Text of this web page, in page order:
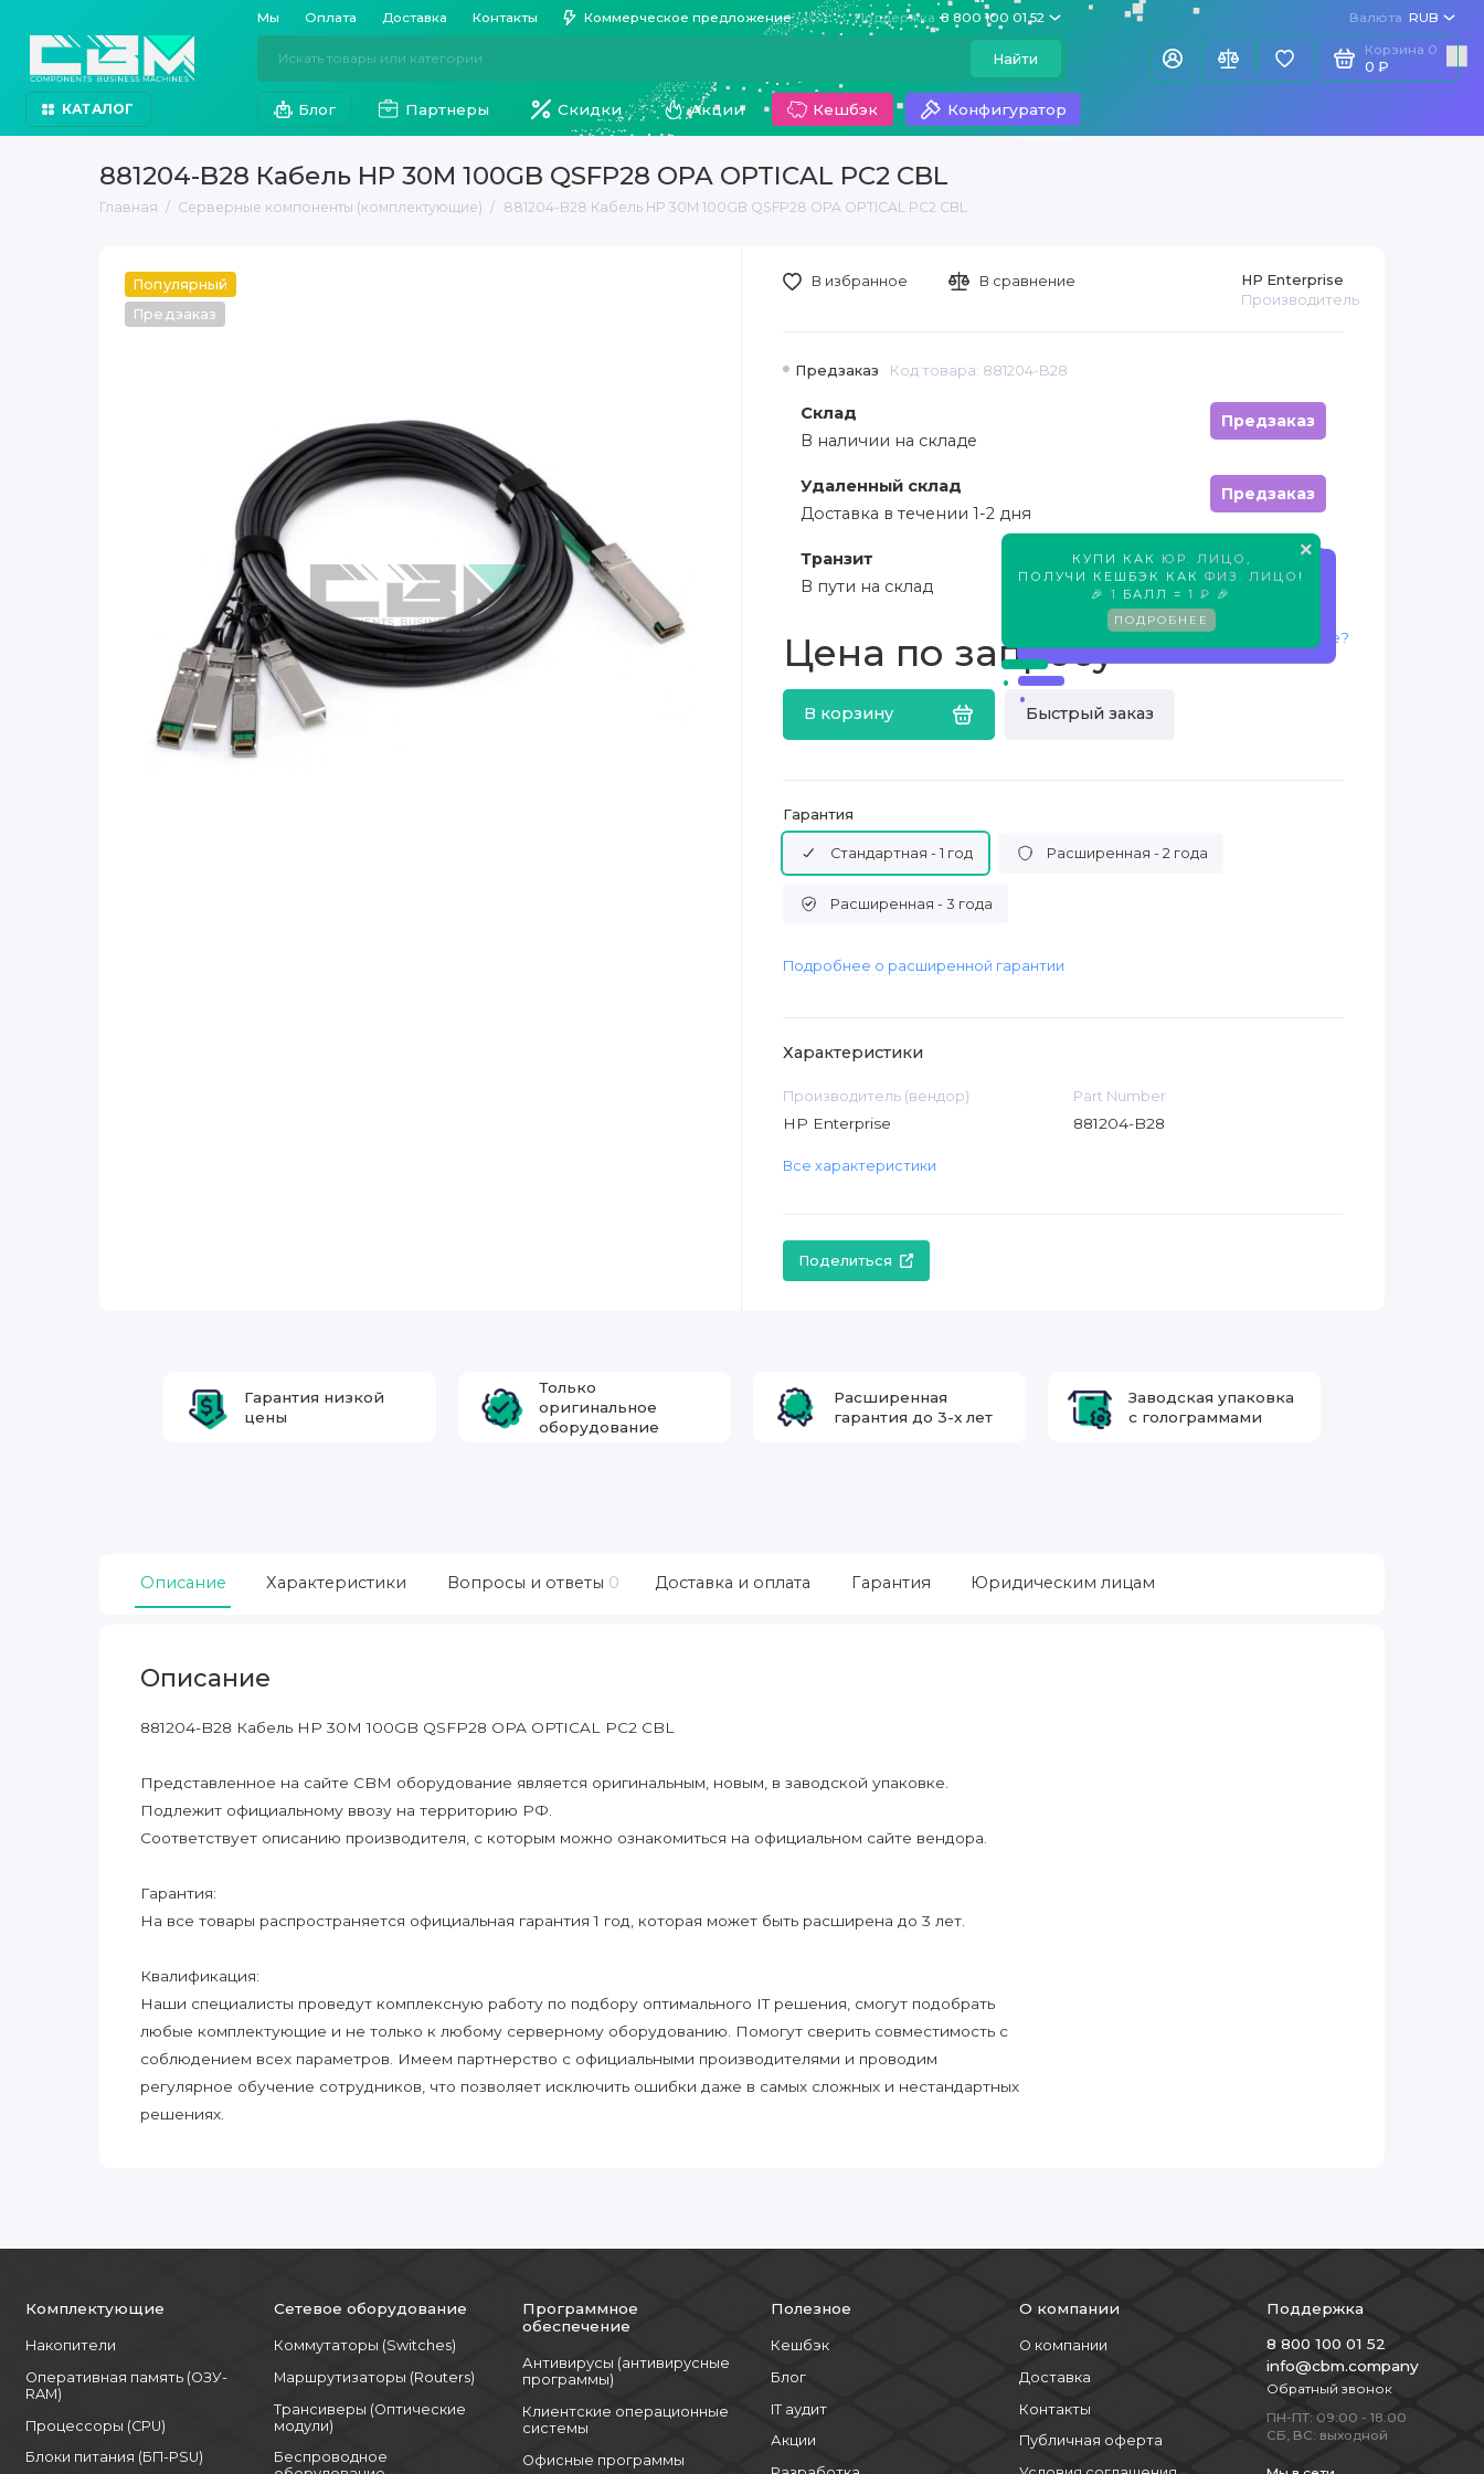
Мы Оплата Доставка Контакты Коммерческое предложение Поддержка 8 800 100 01 52 Валюта RUB
Найти
Корзина 0
0 ₽
КАТАЛОГ Блог Партнеры Скидки Акции Кешбэк Конфигуратор
881204-B28 Кабель HP 30M 100GB QSFP28 OPA OPTICAL PC2 CBL
Главная Серверные компоненты (комплектующие) 881204-B28 Кабель HP 30M 100GB QSFP28 OPA OPTICAL PC2 CBL
Популярный
Предзаказ
×
КУПИ КАК ЮР. ЛИЦО
ПОЛУЧИ КЕШБЭК КАК ФИЗ. ЛИЦО !
🎉 1 БАЛЛ = 1 ₽ 🎉
ПОДРОБНЕЕ
Предзаказ Код товара: 881204-B28
HP Enterprise
Производитель
Склад
Предзаказ
В наличии на складе
Удаленный склад
Предзаказ
Доставка в течении 1-2 дня
Транзит
Предзаказ
В пути на склад
Цена по запросу
В корзину Быстрый заказ
Нашли дешевле?
В избранное В сравнение
Гарантия
Стандартная - 1 год Расширенная - 2 года
Расширенная - 3 года
Подробнее о расширенной гарантии
Характеристики
Производитель (вендор)
HP Enterprise
Part Number
881204-B28
Все характеристики
Поделиться
Гарантия низкой
цены
Только
оригинальное
оборудование
Расширенная
гарантия до 3-х лет
Заводская упаковка
с голограммами
Описание Характеристики Вопросы и ответы 0 Доставка и оплата Гарантия Юридическим лицам
Описание
881204-B28 Кабель HP 30M 100GB QSFP28 OPA OPTICAL PC2 CBL
Представленное на сайте CBM оборудование является оригинальным, новым, в заводской упаковке.
Подлежит официальному ввозу на территорию РФ.
Соответствует описанию производителя, с которым можно ознакомиться на официальном сайте вендора.
Гарантия:
На все товары распространяется официальная гарантия 1 год, которая может быть расширена до 3 лет.
Квалификация:
Наши специалисты проведут комплексную работу по подбору оптимального IT решения, смогут подобрать
любые комплектующие и не только к любому серверному оборудованию. Помогут сверить совместимость с
соблюдением всех параметров. Имеем партнерство с официальными производителями и проводим
регулярное обучение сотрудников, что позволяет исключить ошибки даже в самых сложных и нестандартных
решениях.
Комплектующие
Накопители
Оперативная память (ОЗУ-
RAM)
Процессоры (CPU)
Блоки питания (БП-PSU)
Сетевое оборудование
Коммутаторы (Switches)
Маршрутизаторы (Routers)
Трансиверы (Оптические
модули)
Беспроводное
Программное
обеспечение
Антивирусы (антивирусные
программы)
Клиентские операционные
системы
Офисные программы
Полезное
Кешбэк
Блог
IT аудит
Акции
О компании
О компании
Доставка
Контакты
Публичная оферта
Поддержка
8 800 100 01 52
info@cbm.company
Обратный звонок
ПН-ПТ: 09:00 - 18:00
СБ, ВС: выходной